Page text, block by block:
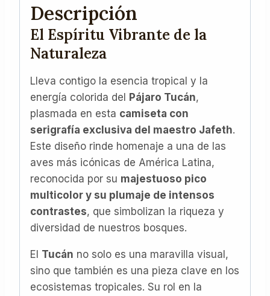
Descripción
El Espíritu Vibrante de la
Naturaleza
Lleva contigo la esencia tropical y la
energía colorida del Pájaro Tucán,
plasmada en esta camiseta con
serigrafía exclusiva del maestro Jafeth.
Este diseño rinde homenaje a una de las
aves más icónicas de América Latina,
reconocida por su majestuoso pico
multicolor y su plumaje de intensos
contrastes, que simbolizan la riqueza y
diversidad de nuestros bosques.
El Tucán no solo es una maravilla visual,
sino que también es una pieza clave en los
ecosistemas tropicales. Su rol en la